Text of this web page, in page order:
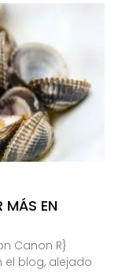
MÁS EN
Canon R}
el blog, alejado